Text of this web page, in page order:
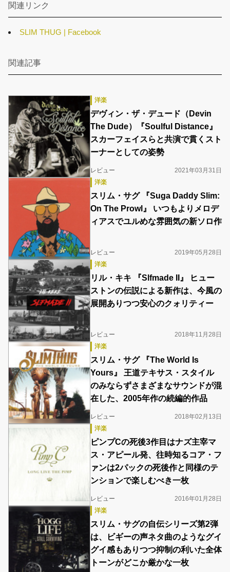
関連リンク
SLIM THUG | Facebook
関連記事
洋楽
デヴィン・ザ・デュード（Devin
The Dude）『Soulful Distance』
スカーフェイスらと共演で貫くスト
ーナーとしての姿勢
レビュー
2021年03月31日
洋楽
スリム・サグ 『Suga Daddy Slim:
On The Prowl』 いつもよりメロデ
ィアスでユルめな雰囲気の新ソロ作
レビュー
2019年05月28日
洋楽
リル・キキ 『Slfmade II』 ヒュー
ストンの伝説による新作は、今風の
展開ありつつ安心のクォリティー
レビュー
2018年11月28日
洋楽
スリム・サグ 『The World Is
Yours』 王道テキサス・スタイル
のみならずさまざまなサウンドが混
在した、2005年作の続編的作品
レビュー
2018年02月13日
洋楽
ピンプCの死後3作目はナズ主宰マ
ス・アピール発、往時知るコア・フ
ァンは2パックの死後作と同様のテ
ンションで楽しむべき一枚
レビュー
2016年01月28日
洋楽
スリム・サグの自伝シリーズ第2弾
は、ビギーの声ネタ曲のようなグイ
グイ感もありつつ抑制の利いた全体
トーンがどこか厳かな一枚